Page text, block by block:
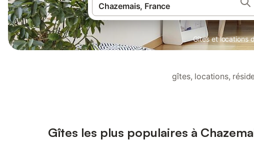
Gîtes et locations
gîtes, locations,
Gîtes les plus populaires à